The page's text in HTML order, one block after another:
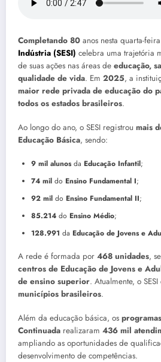
Completando 80 anos nesta quarta-
Indústria (SESI) celebra uma trajetória
de suas ações nas áreas de educação,
qualidade de vida. Em 2025, a
maior rede privada de educação do
todos os estados brasileiros.
Ao longo do ano, o SESI registrou mais
Educação Básica, sendo:
9 mil alunosda Educação Infantil;
74 mil do Ensino Fundamental I;
92 mil do Ensino Fundamental II;
85.214 do Ensino Médio;
128.991 da Educação de Jovens e
A rede é formada por 468 unidades,
centros de Educação de Jovens e
de ensino superior. Atualmente, o SESI
municípios brasileiros.
Além da educação básica, os
Continuada realizaram 436 mil
ampliando as oportunidades de
desenvolvimento de competências.